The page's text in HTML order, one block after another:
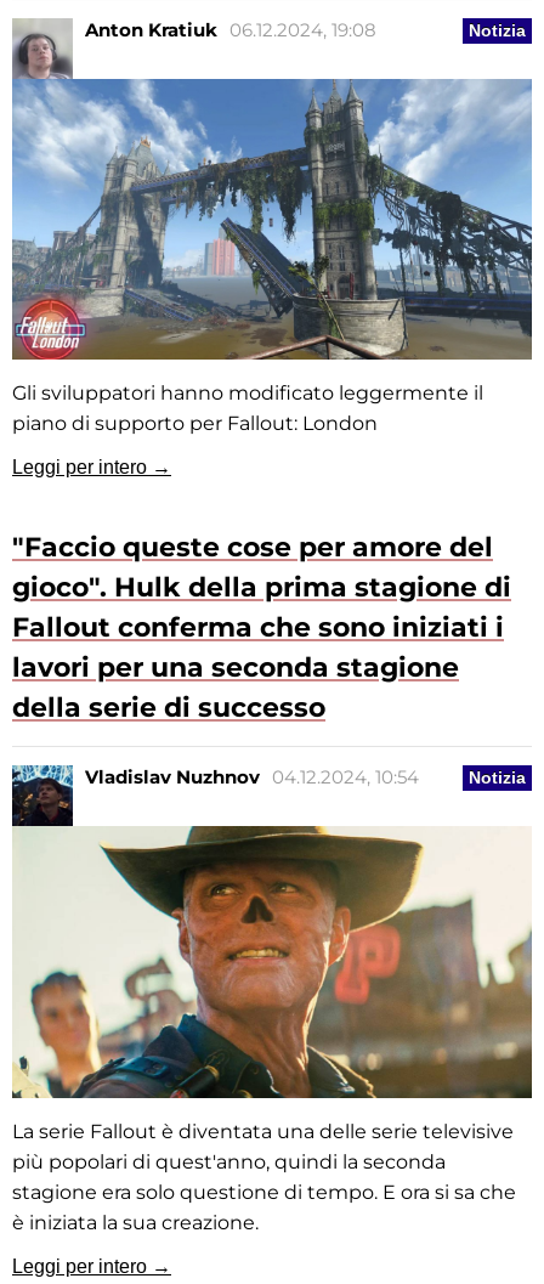
Notizia
Anton Kratiuk 06.12.2024, 19:08
Gli sviluppatori hanno modificato leggermente il
piano di supporto per Fallout: London
Leggi per intero →
"Faccio queste cose per amore del
gioco". Hulk della prima stagione di
Fallout conferma che sono iniziati i
lavori per una seconda stagione
della serie di successo
Notizia
Vladislav Nuzhnov 04.12.2024, 10:54
La serie Fallout è diventata una delle serie televisive
più popolari di quest'anno, quindi la seconda
stagione era solo questione di tempo. E ora si sa che
è iniziata la sua creazione.
Leggi per intero →